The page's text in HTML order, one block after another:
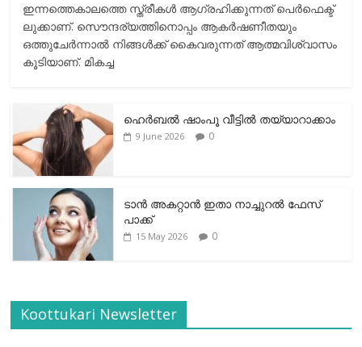
ഇന്നത്തെകാലത്തെ സ്ത്രീകള്‍ ആഗ്രഹിക്കുന്നത് പെര്‍ഫെക്ട്
ലുക്കാണ്. സൌന്ദര്യത്തിനൊപ്പം ആകര്‍ഷണീതയും
ഒത്തുചേര്‍ന്നാല്‍ നിങ്ങള്‍ക്ക് കൈവരുന്നത് ആത്മവിശ്വാസം
കൂടിയാണ്. മികച്ച
ഹെര്‍ബല്‍ ഷാംപൂ വീട്ടില്‍ തയ്യാറാക്കാം
9 June 2026 0
ടാന്‍ അകറ്റാന്‍ ഇതാ നാച്ചുറല്‍ ഫേസ്
പാക്ക്
15 May 2026 0
Koottukari Newsletter